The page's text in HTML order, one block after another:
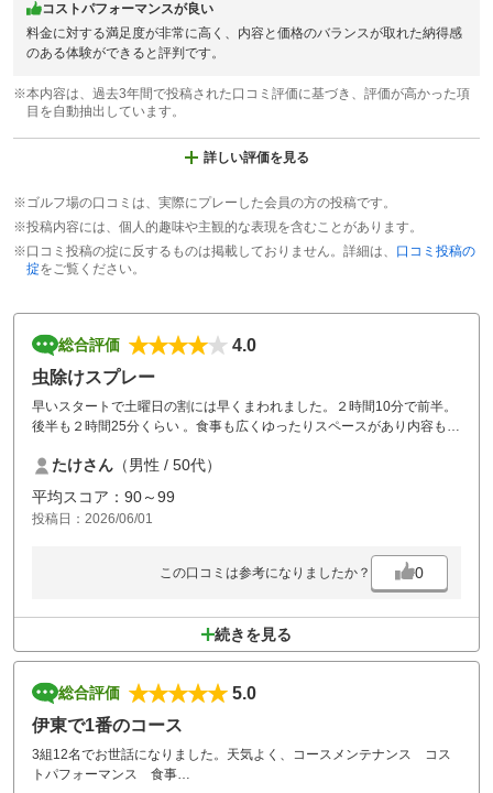
コストパフォーマンスが良い
料金に対する満足度が非常に高く、内容と価格のバランスが取れた納得感
のある体験ができると評判です。
※本内容は、過去3年間で投稿された口コミ評価に基づき、評価が高かった項
目を自動抽出しています。
詳しい評価を見る
※ゴルフ場の口コミは、実際にプレーした会員の方の投稿です。
※投稿内容には、個人的趣味や主観的な表現を含むことがあります。
※口コミ投稿の掟に反するものは掲載しておりません。詳細は、 口コミ投稿の
掟をご覧ください。
総合評価
4.0
虫除けスプレー
早いスタートで土曜日の割には早くまわれました。２時間10分で前半。
後半も２時間25分くらい 。食事も広くゆったりスペースがあり内容も満
は良くない！いつも不機嫌なのか挨拶もちゃんとしない。自動チェック
インにした方がいいといつも思います。ちなみに30回は回ってます。虫
除けスプレーが置いてあるといいなーと思いました。持ってない自分が
悪いけど笑
たけさん （男性 / 50代）
平均スコア：90～99
投稿日：2026/06/01
この口コミは参考になりましたか？ 0
続きを見る
総合評価
5.0
伊東で1番のコース
3組12名でお世話になりました。天気よく、コースメンテナンス コス
トパフォーマンス 食事